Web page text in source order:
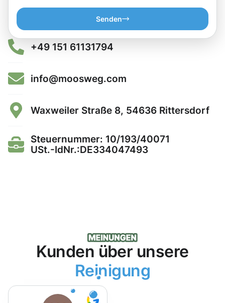
Senden
+49 151 61131794
info@moosweg.com
Waxweiler Straße 8, 54636 Rittersdorf
Steuernummer: 10/193/40071
USt.-IdNr.:DE334047493
Kunden über unsere
Reinigung